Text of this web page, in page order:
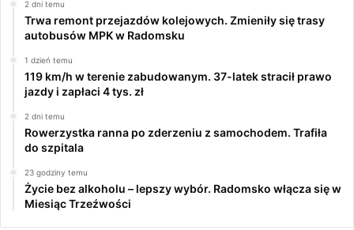
2 dni temu
Trwa remont przejazdów kolejowych. Zmieniły się trasy
autobusów MPK w Radomsku
1 dzień temu
119 km/h w terenie zabudowanym. 37-latek stracił prawo
jazdy i zapłaci 4 tys. zł
2 dni temu
Rowerzystka ranna po zderzeniu z samochodem. Trafiła
do szpitala
23 godziny temu
Życie bez alkoholu – lepszy wybór. Radomsko włącza się w
Miesiąc Trzeźwości